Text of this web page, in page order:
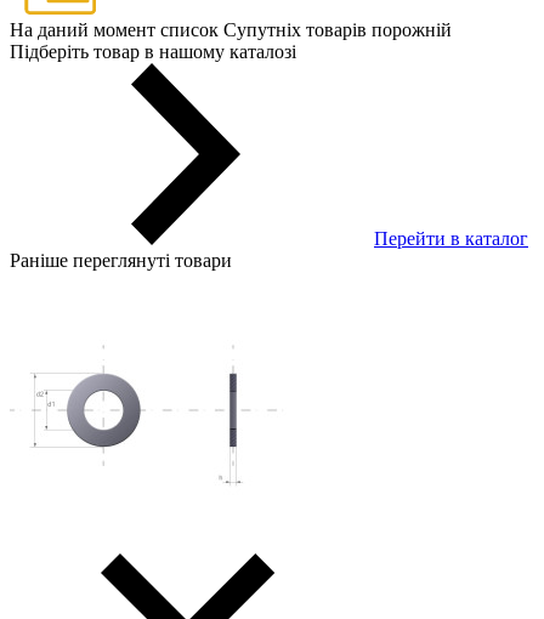
На даний момент список Супутніх товарів порожній
Підберіть товар в нашому каталозі
Перейти в каталог
Раніше переглянуті товари